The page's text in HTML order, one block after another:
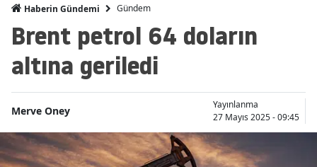
Haberin Gündemi Gündem
Brent petrol 64 doların
altına geriledi
Merve Oney
Yayınlanma
27 Mayıs 2025 - 09:45